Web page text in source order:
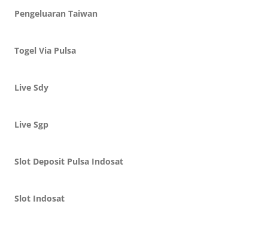
Pengeluaran Taiwan
Togel Via Pulsa
Live Sdy
Live Sgp
Slot Deposit Pulsa Indosat
Slot Indosat